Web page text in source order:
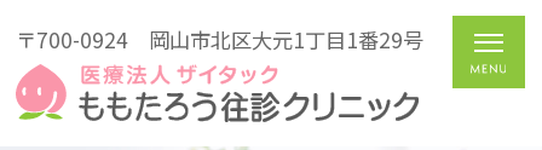
〒700-0924 岡山市北区大元1丁目1番29号